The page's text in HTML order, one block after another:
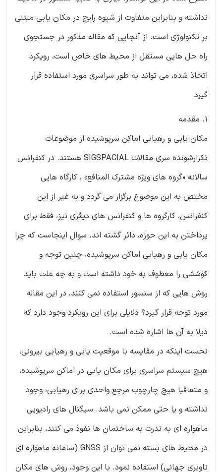
نداشته و بنابراین متفاوت از شیوه رایج در مکان یابی مبتنی
بر تکنولوژی است. از آنجایی که مقاله مذکور در جستجوی
راه حل هایی مستقل از محیط های خاص است، رویکرد
اتخاذ شده، می تواند به طور سراسری مورد استفاده قرار
گیرد.
1. مقدمه
مکان یابی و رهیابی اماکن سرپوشیده از موضوعات
تکرارشونده سری مقالات SIGSPACIAL هستند. در کنفرانس
سالانه «گروه های ویژه مشترک المنافع» ، کارگاه هایی
مختص به این موضوع برگزار می گردد و به غیر از این
کنفرانس، کارگروه ها و کنفرانس های دیگری نیز، فقط برای
پرداختن به این حوزه، دائر گشته اند. سوال اینجاست که چرا
مکان یابی و رهیابی اماکن سرپوشیده، چنین توجه و
کوششی را معطوف به خود داشته است و به چه علت باید
روش هایی که از سنسور استفاده نمی کنند، در این مقاله
مورد توجه قرار گیرد؟ دلایلی برای این رویکرد وجود دارد که
ذیلا به آن ها اشاره شده است.
نخست اینکه در مقایسه با موقعیت یابی و رهیابی بیرونی،
هیچ سیستم سراسری برای مکان یابی در اماکن سرپوشیده،
و متعاقبا هیچ چارچوب مرجع واحدی برای رهیابی، وجود
نداشته و یا حتی ممکن نمی باشد. سیگنال های رادیویی
ماهواره ای به ندرت به ساختمان ها نفوذ می کنند، بنابراین
در محیط های بسته نمی توان از GNSS (سامانه ماهواره ای
ناوبری جهانی) استفاده نمود. با این وجود، روش های مکان